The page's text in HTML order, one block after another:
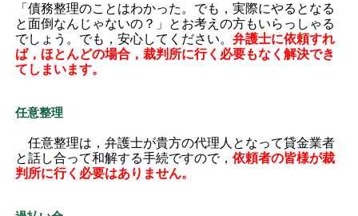
「債務整理のことはわかった。でも，実際にやるとなる
と面倒なんじゃないの？」とお考えの方もいらっしゃる
でしょう。でも，安心してください。 弁護士に依頼すれ
ば，ほとんどの場合，裁判所に行く必要もなく解決でき
てしまいます。
任意整理
任意整理は，弁護士が貴方の代理人となって貸金業者
と話し合って和解する手続ですので， 依頼者の皆様が裁
判所に行く必要はありません。